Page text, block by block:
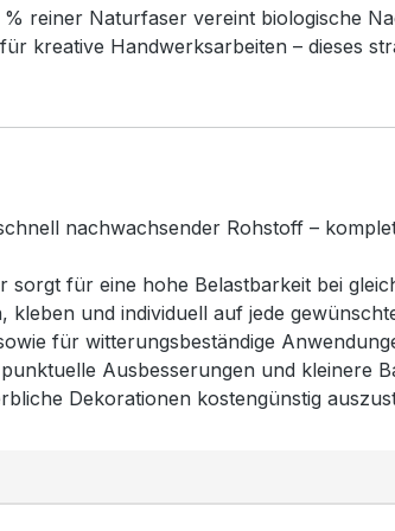
reiner Naturfaser vereint biologische
kreative Handwerksarbeiten – dieses
nachwachsender Rohstoff –
für eine hohe Belastbarkeit bei
und individuell auf jede
für witterungsbeständige
Ausbesserungen und kleinere
Dekorationen kostengünstig